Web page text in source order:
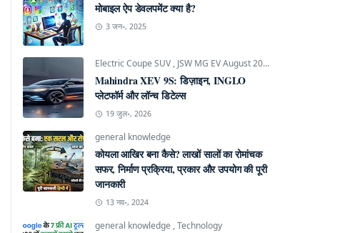
मोबाइल ऐप डेवलपमेंट क्या है?
3 जन॰, 2025
Electric Coupe SUV , JSW MG EV August 2026
Mahindra XEV 9S: डिज़ाइन, INGLO
प्लेटफॉर्म और लॉन्च डिटेल्स
19 जुल॰, 2026
general knowledge
कोयला आखिर बना कैसे? लाखों सालों का रोमांचक
सफर, निर्माण प्रक्रिया, प्रकार और उपयोग की पूरी
जानकारी
13 नव॰, 2024
general knowledge ,Technology